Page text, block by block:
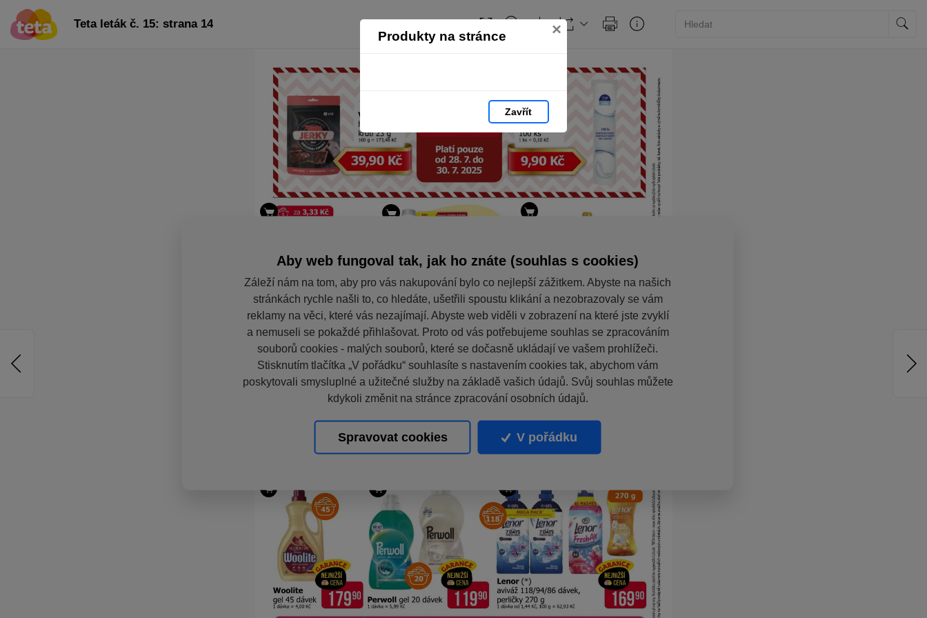
Produkty na stránce ×
Zavřít
Teta leták č. 15: strana 14
Aby web fungoval tak, jak ho znáte (souhlas s cookies)
Záleží nám na tom, aby pro vás nakupování bylo co nejlepší zážitkem. Abyste na našich
stránkách rychle našli to, co hledáte, ušetřili spoustu klikání a nezobrazovaly se vám
reklamy na věci, které vás nezajímají. Abyste web viděli v zobrazení na které jste zvyklí
a nemuseli se pokaždé přihlašovat. Proto od vás potřebujeme souhlas se zpracováním
souborů cookies - malých souborů, které se dočasně ukládají ve vašem prohlížeči.
Stisknutím tlačítka „V pořádku“ souhlasíte s nastavením cookies tak, abychom vám
poskytovali smysluplné a užitečné služby na základě vašich údajů. Svůj souhlas můžete
kdykoli změnit na stránce zpracování osobních údajů.
Spravovat cookies V pořádku